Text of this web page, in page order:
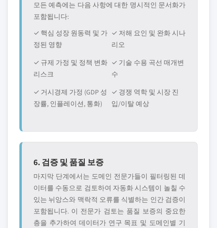
모든 예측에는 다음 사항에 대한 명시적인 문서화가
포함됩니다:
✓ 핵심 성장 원동력 및 가
정된 영향
✓ 저해 요인 및 완화 시나
리오
✓ 규제 가정 및 정책 변화
리스크
✓ 기술 수용 곡선 매개변
수
✓ 거시경제 가정 (GDP 성
장률, 인플레이션, 통화)
✓ 경쟁 역학 및 시장 진
입/이탈 예상
6. 검증 및 품질 보증
마지막 단계에서는 도메인 전문가들이 필터링된 데
이터를 수동으로 검토하여 자동화 시스템이 놀칠 수
있는 뉘앙스와 맥락적 오류를 식별하는 인간 검증이
포함됩니다. 이 전문가 검토는 품질 보증의 중요한
층을 추가하여 데이터가 연구 목표 및 도메인별 기